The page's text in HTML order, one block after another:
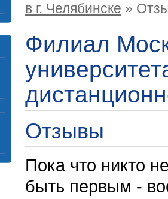
в г. Челябинске »
Филиал
Отзывы
Пока что никто
быть первым -